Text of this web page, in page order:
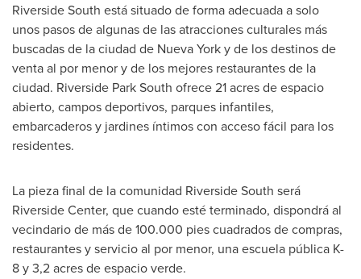
Riverside South está situado de forma adecuada a solo
unos pasos de algunas de las atracciones culturales más
buscadas de la ciudad de Nueva Yorky de los destinos de
venta al por menor y de los mejores restaurantes de la
ciudad. Riverside Park South ofrece 21 acres de espacio
abierto, campos deportivos, parques infantiles,
embarcaderos y jardines íntimos con acceso fácil para los
residentes.
La pieza final de la comunidad Riverside South será
Riverside Center, que cuando esté terminado, dispondrá al
vecindario de más de 100.000 pies cuadrados de compras,
restaurantes y servicio al por menor, una escuela pública K-
8 y 3,2 acres de espacio verde.